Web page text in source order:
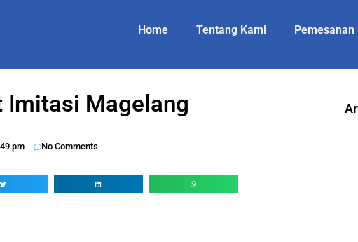
Home Tentang Kami Pemesanan
Imitasi Magelang
pm No Comments